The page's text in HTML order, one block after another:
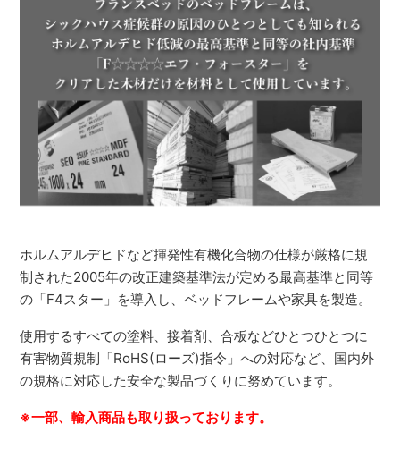
ホルムアルデヒドなど揮発性有機化合物の仕様が厳格に規
制された2005年の改正建築基準法が定める最高基準と同等
の「F4スター」を導入し、ベッドフレームや家具を製造。
使用するすべての塗料、接着剤、合板などひとつひとつに
有害物質規制「RoHS(ローズ)指令」への対応など、国内外
の規格に対応した安全な製品づくりに努めています。
※一部、輸入商品も取り扱っております。